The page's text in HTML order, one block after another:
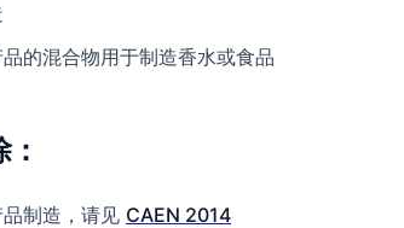
的混合物用于制造香水或食品
制造，请见 CAEN 2014